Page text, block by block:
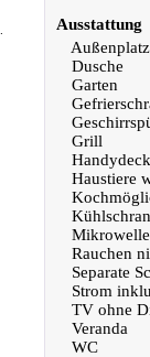
Ausstattung
Dusche
Garten
Grill
Haustiere
Mikrowelle
Rauchen
Separate
Strom
TV ohne
Veranda
WC